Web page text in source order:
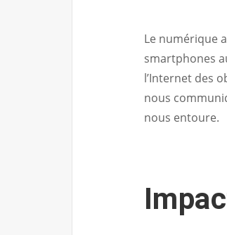
Le numérique
smartphones
l’Internet des
nous
nous entoure.